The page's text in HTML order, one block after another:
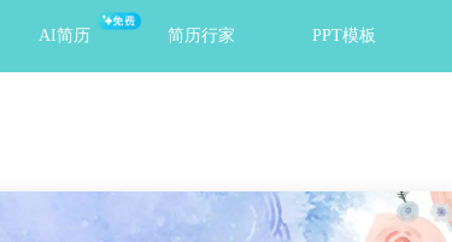
AI简历
免费
简历行家 PPT模板